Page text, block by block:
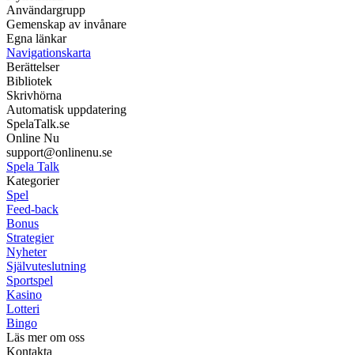
Användargrupp
Gemenskap av invånare
Egna länkar
Navigationskarta
Berättelser
Bibliotek
Skrivhörna
Automatisk uppdatering
SpelaTalk.se
Online Nu
support@onlinenu.se
Spela Talk
Kategorier
Spel
Feed-back
Bonus
Strategier
Nyheter
Självuteslutning
Sportspel
Kasino
Lotteri
Bingo
Läs mer om oss
Kontakta